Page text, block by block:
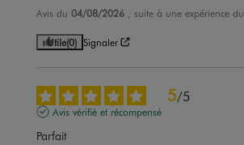
Avis du 04/08/2026 , suite à une expérience du
Utile(0) Signaler
5/5
Avis vérifié et récompensé
Parfait